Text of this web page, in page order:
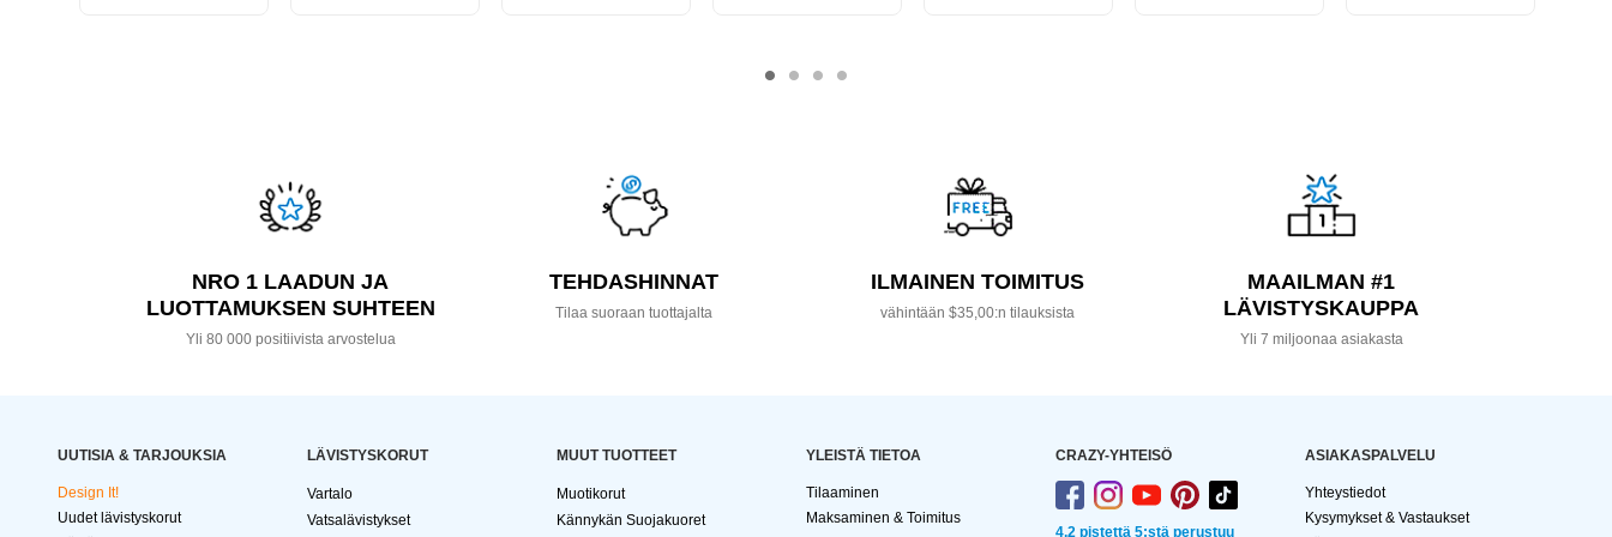
NRO 1 LAADUN JA
LUOTTAMUKSEN SUHTEEN
Yli 80 000 positiivista arvostelua
TEHDASHINNAT
Tilaa suoraan tuottajalta
ILMAINEN TOIMITUS
vähintään $35,00:n tilauksista
MAAILMAN #1
LÄVISTYSKAUPPA
Yli 7 miljoonaa asiakasta
UUTISIA & TARJOUKSIA
Design It!
Uudet lävistyskorut
LÄVISTYSKORUT
Vartalo
Vatsalävistykset
MUUT TUOTTEET
Muotikorut
Kännykän Suojakuoret
YLEISTÄ TIETOA
Tilaaminen
Maksaminen & Toimitus
CRAZY-YHTEISÖ
4,2 pistettä 5:stä perustuu
ASIAKASPALVELU
Yhteystiedot
Kysymykset & Vastaukset